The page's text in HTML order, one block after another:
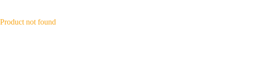
Product not found